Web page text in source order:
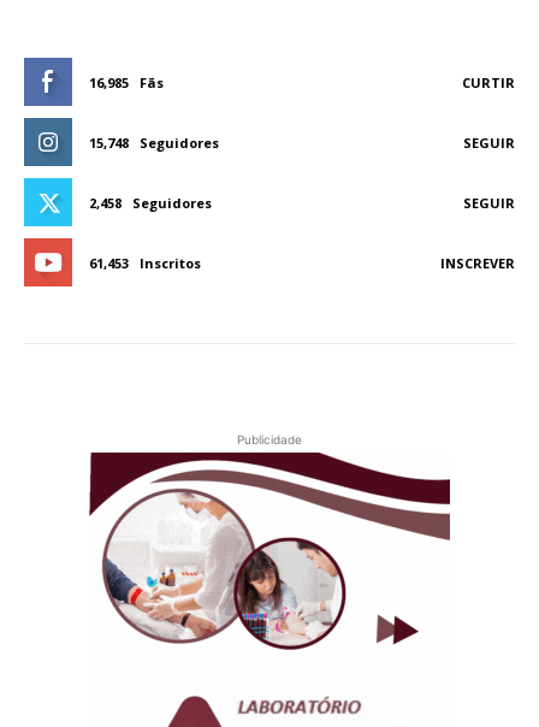
16,985 Fãs CURTIR
15,748 Seguidores SEGUIR
2,458 Seguidores SEGUIR
61,453 Inscritos INSCREVER
Publicidade